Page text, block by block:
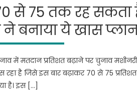
का
तहलका,
लाइन
हुई
लेकिन
से 75 तक रह सकता
ने बनाया ये खास
मतदान प्रतिशत बढ़ाने पर चुनाव
है जिसे इस बार बढ़ाकर 70 से 75
है। इस […]